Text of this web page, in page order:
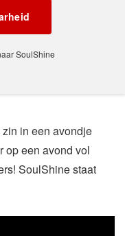
SoulShine
in een avondje
op een avond vol
SoulShine staat
ervaring!